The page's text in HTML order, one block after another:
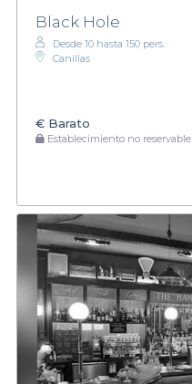
Black Hole
Desde 10 hasta 150 pers.
Canillas
€ Barato
Establecimiento no reservable